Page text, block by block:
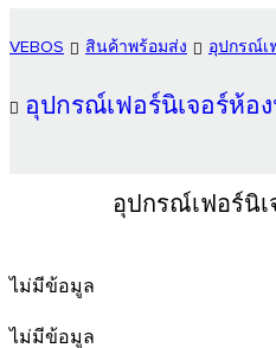
VEBOS สินค้าพร้อมส่ง อุปกรณ์เ
อุปกรณ์เฟอร์นิเจอร์ห้อง
อุปกรณ์เฟอร์นิเ
ไม่มีข้อมูล
ไม่มีข้อมูล